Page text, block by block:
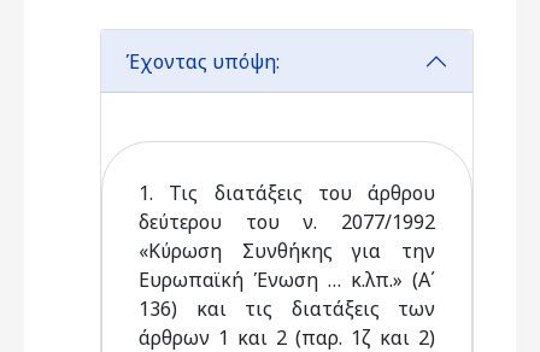
Έχοντας υπόψη:
1. Τις διατάξεις του άρθρου
δεύτερου του ν. 2077/1992
«Κύρωση Συνθήκης για την
Ευρωπαϊκή Ένωση … κ.λπ.» (Α΄
136) και τις διατάξεις των
άρθρων 1 και 2 (παρ. 1ζ και 2)